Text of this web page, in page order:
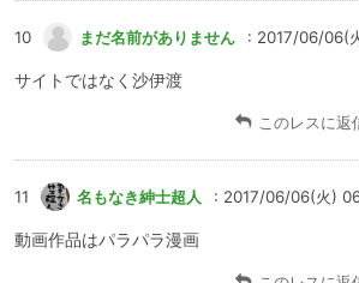
10 まだ名前がありません : 2017/06/06(
サイトではなく沙伊渡
このレスに返
11 名もなき紳士超人 : 2017/06/06(火)
動画作品はパラパラ漫画